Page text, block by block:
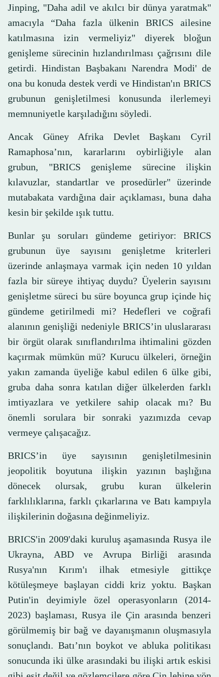
Jinping, "Daha adil ve akılcı bir dünya yaratmak"
amacıyla “Daha fazla ülkenin BRICS ailesine
katılmasına izin vermeliyiz" diyerek bloğun
genişleme sürecinin hızlandırılması çağrısını dile
getirdi. Hindistan Başbakanı Narendra Modi' de
ona bu konuda destek verdi ve Hindistan'ın BRICS
grubunun genişletilmesi konusunda ilerlemeyi
memnuniyetle karşıladığını söyledi.
Ancak Güney Afrika Devlet Başkanı Cyril
Ramaphosa’nın, kararlarını oybirliğiyle alan
grubun, "BRICS genişleme sürecine ilişkin
kılavuzlar, standartlar ve prosedürler" üzerinde
mutabakata vardığına dair açıklaması, buna daha
kesin bir şekilde ışık tuttu.
Bunlar şu soruları gündeme getiriyor: BRICS
grubunun üye sayısını genişletme kriterleri
üzerinde anlaşmaya varmak için neden 10 yıldan
fazla bir süreye ihtiyaç duydu? Üyelerin sayısını
genişletme süreci bu süre boyunca grup içinde hiç
gündeme getirilmedi mi? Hedefleri ve coğrafi
alanının genişliği nedeniyle BRICS’in uluslararası
bir örgüt olarak sınıflandırılma ihtimalini gözden
kaçırmak mümkün mü? Kurucu ülkeleri, örneğin
yakın zamanda üyeliğe kabul edilen 6 ülke gibi,
gruba daha sonra katılan diğer ülkelerden farklı
imtiyazlara ve yetkilere sahip olacak mı? Bu
önemli sorulara bir sonraki yazımızda cevap
vermeye çalışacağız.
​BRICS’in üye sayısının genişletilmesinin
jeopolitik boyutuna ilişkin yazının başlığına
dönecek olursak, grubu kuran ülkelerin
farklılıklarına, farklı çıkarlarına ve Batı kampıyla
ilişkilerinin doğasına değinmeliyiz.
BRICS'in 2009'daki kuruluş aşamasında Rusya ile
Ukrayna, ABD ve Avrupa Birliği arasında
Rusya'nın Kırım'ı ilhak etmesiyle gittikçe
kötüleşmeye başlayan ciddi kriz yoktu. Başkan
Putin'in deyimiyle özel operasyonların (2014-
2023) başlaması, Rusya ile Çin arasında benzeri
görülmemiş bir bağ ve dayanışmanın oluşmasıyla
sonuçlandı. Batı’nın boykot ve abluka politikası
sonucunda iki ülke arasındaki bu ilişki artık eskisi